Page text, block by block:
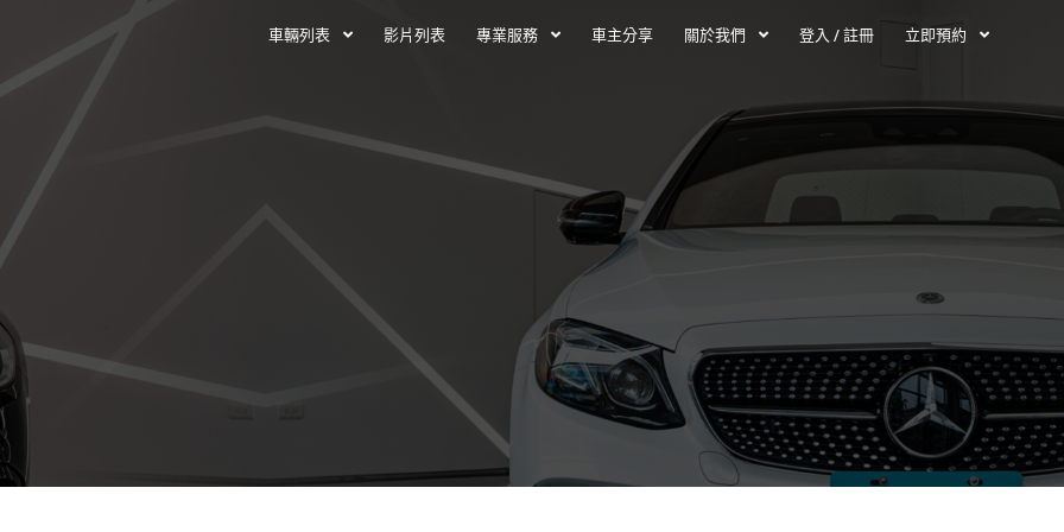
車輛列表 影片列表 專業服務 車主分享 關於我們 登入 / 註冊 立即預約